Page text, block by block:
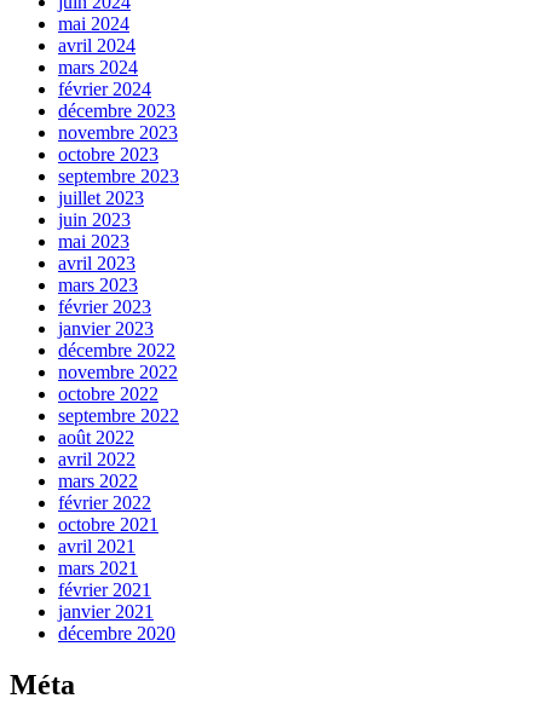
mai 2024
avril 2024
mars 2024
février 2024
décembre 2023
novembre 2023
octobre 2023
septembre 2023
juillet 2023
juin 2023
mai 2023
avril 2023
mars 2023
février 2023
janvier 2023
décembre 2022
novembre 2022
octobre 2022
septembre 2022
août 2022
avril 2022
mars 2022
février 2022
octobre 2021
avril 2021
mars 2021
février 2021
janvier 2021
décembre 2020
Méta